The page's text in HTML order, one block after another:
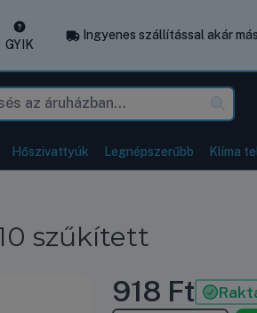
GYIK
Ingyenes szállítással akár
Hőszivattyúk Legnépszerűbb Klíma
szűkített
918 Ft